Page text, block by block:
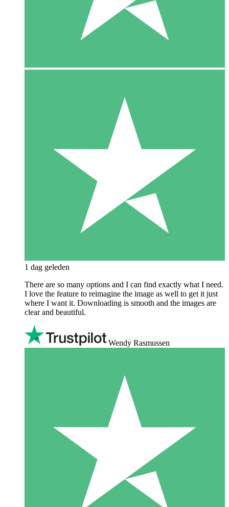
1 dag geleden
There are so many options and I can find exactly what I need.
I love the feature to reimagine the image as well to get it just
where I want it. Downloading is smooth and the images are
clear and beautiful.
Wendy Rasmussen